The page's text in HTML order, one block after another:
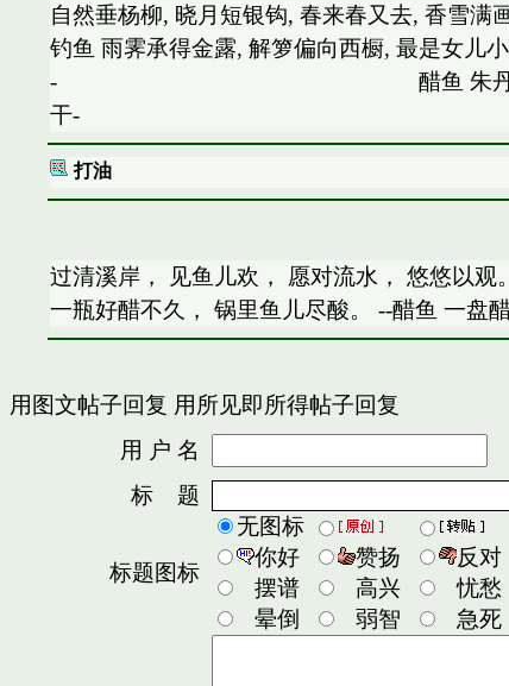
自然垂杨柳, 晓月短银钩, 春来
钓鱼 雨霁承得金露, 解箩偏向西橱, 最是女儿
- 醋鱼 朱丹尽惹月影膻, 皓质
干- -吃
打油
过清溪岸， 见鱼儿欢， 愿对流水， 悠悠以
一瓶好醋不久， 锅里鱼儿尽酸。 --醋鱼 一盘
用图文帖子回复 用所见即所得帖子回复
用 户 名
标 题
标题图标
无图标
你好
赞扬 反对
摆谱
高兴 忧愁
晕倒
弱智 急死